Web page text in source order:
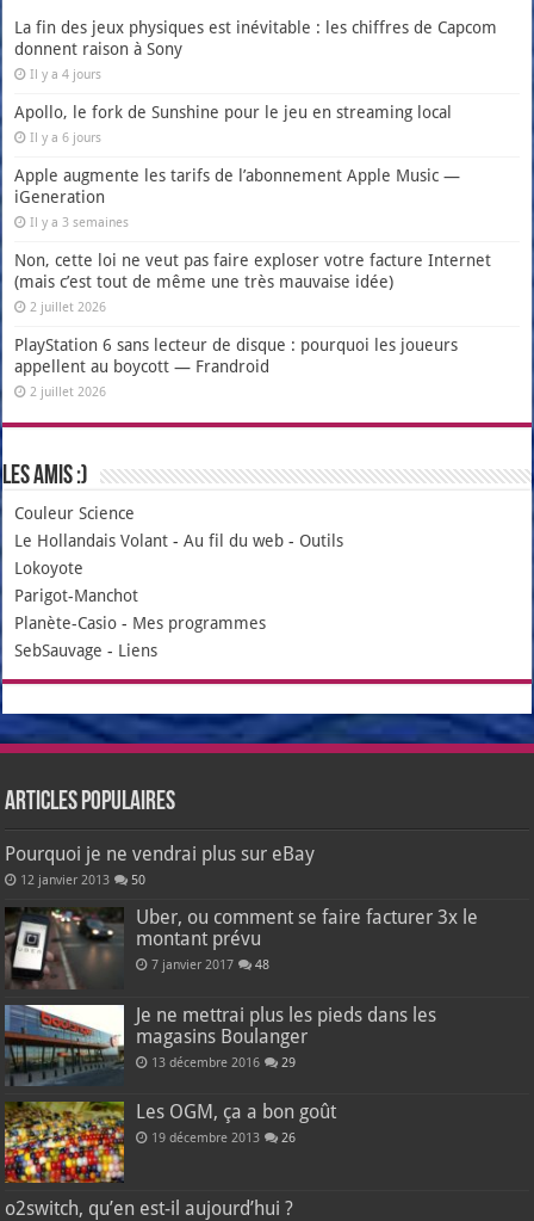
La fin des jeux physiques est inévitable : les chiffres de Capcom
donnent raison à Sony
Il y a 4 jours
Apollo, le fork de Sunshine pour le jeu en streaming local
Il y a 6 jours
Apple augmente les tarifs de l’abonnement Apple Music —
iGeneration
Il y a 3 semaines
Non, cette loi ne veut pas faire exploser votre facture Internet
(mais c’est tout de même une très mauvaise idée)
2 juillet 2026
PlayStation 6 sans lecteur de disque : pourquoi les joueurs
appellent au boycott — Frandroid
2 juillet 2026
Les amis :)
Couleur Science
Le Hollandais Volant -Au fil du web - Outils
Lokoyote
Parigot-Manchot
Planète-Casio - Mes programmes
SebSauvage - Liens
Articles populaires
Pourquoi je ne vendrai plus sur eBay
12 janvier 2013 50
Uber, ou comment se faire facturer 3x le
montant prévu
7 janvier 2017 48
Je ne mettrai plus les pieds dans les
magasins Boulanger
13 décembre 2016 29
Les OGM, ça a bon goût
19 décembre 2013 26
o2switch, qu’en est-il aujourd’hui ?